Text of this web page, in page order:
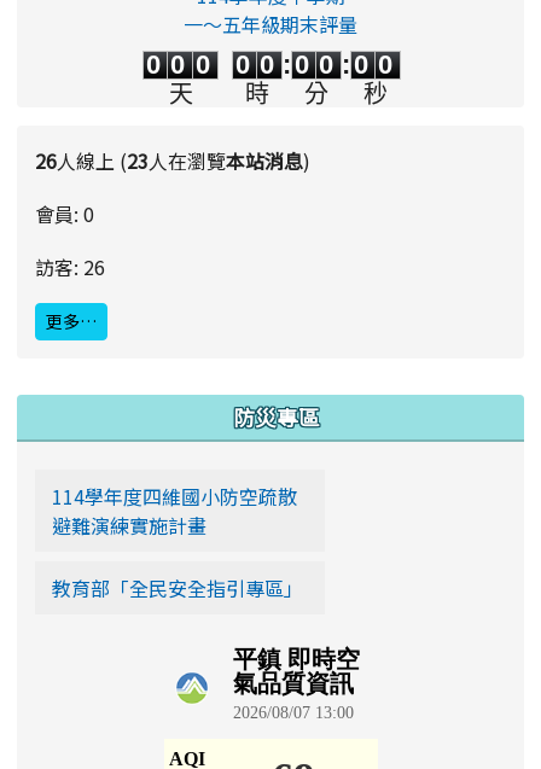
一～五年級期末評量
0 0
0
0
天
0
0
0
0
時
:
0
0
0
0
分
:
0
0 0
秒
26人線上 (23人在瀏覽本站消息)
會員: 0
訪客: 26
更多…
::: 防災專區
114學年度四維國小防空疏散
避難演練實施計畫
教育部「全民安全指引專區」